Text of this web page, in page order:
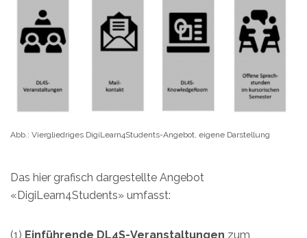
Abb.: Viergliedriges DigiLearn4Students-Angebot, eigene Darstellung
Das hier grafisch dargestellte Angebot
«DigiLearn4Students» umfasst:
(1) Einführende DL4S-Veranstaltungen zum